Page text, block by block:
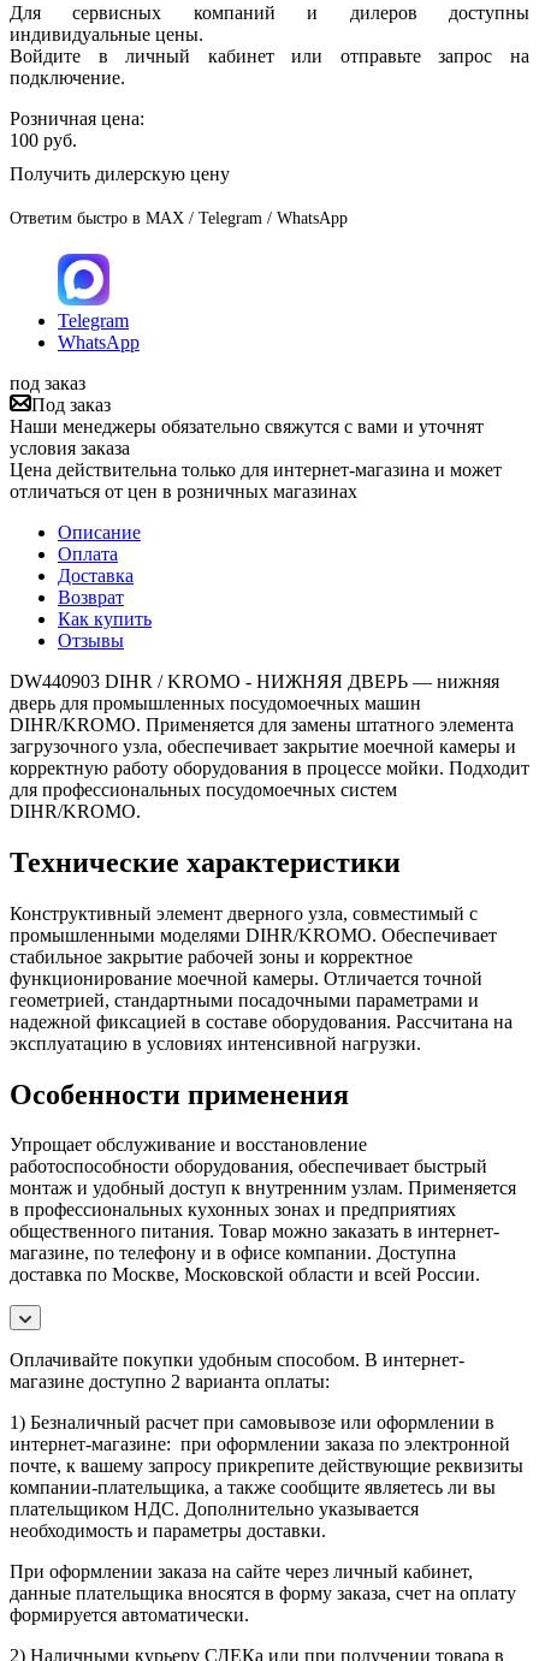
Для сервисных компаний и дилеров доступны
индивидуальные цены.
Войдите в личный кабинет или отправьте запрос на
подключение.
Розничная цена:
100 руб.
Получить дилерскую цену
Ответим быстро в MAX / Telegram / WhatsApp
Telegram
WhatsApp
под заказ
Под заказ
Наши менеджеры обязательно свяжутся с вами и уточнят
условия заказа
Цена действительна только для интернет-магазина и может
отличаться от цен в розничных магазинах
Описание
Оплата
Доставка
Возврат
Как купить
Отзывы
DW440903 DIHR / KROMO - НИЖНЯЯ ДВЕРЬ — нижняя
дверь для промышленных посудомоечных машин
DIHR/KROMO. Применяется для замены штатного элемента
загрузочного узла, обеспечивает закрытие моечной камеры и
корректную работу оборудования в процессе мойки. Подходит
для профессиональных посудомоечных систем
DIHR/KROMO.
Технические характеристики
Конструктивный элемент дверного узла, совместимый с
промышленными моделями DIHR/KROMO. Обеспечивает
стабильное закрытие рабочей зоны и корректное
функционирование моечной камеры. Отличается точной
геометрией, стандартными посадочными параметрами и
надежной фиксацией в составе оборудования. Рассчитана на
эксплуатацию в условиях интенсивной нагрузки.
Особенности применения
Упрощает обслуживание и восстановление
работоспособности оборудования, обеспечивает быстрый
монтаж и удобный доступ к внутренним узлам. Применяется
в профессиональных кухонных зонах и предприятиях
общественного питания. Товар можно заказать в интернет-
магазине, по телефону и в офисе компании. Доступна
доставка по Москве, Московской области и всей России.
Оплачивайте покупки удобным способом. В интернет-
магазине доступно 2 варианта оплаты:
1) Безналичный расчет при самовывозе или оформлении в
интернет-магазине: при оформлении заказа по электронной
почте, к вашему запросу прикрепите действующие реквизиты
компании-плательщика, а также сообщите являетесь ли вы
плательщиком НДС. Дополнительно указывается
необходимость и параметры доставки.
При оформлении заказа на сайте через личный кабинет,
данные плательщика вносятся в форму заказа, счет на оплату
формируется автоматически.
2) Наличными курьеру СДЕКа или при получении товара в